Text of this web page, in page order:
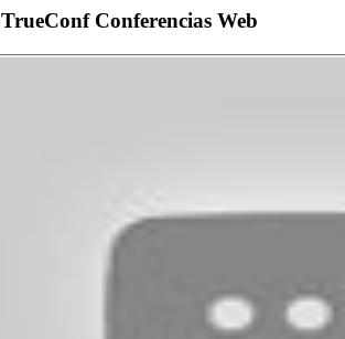
TrueConf Conferencias Web